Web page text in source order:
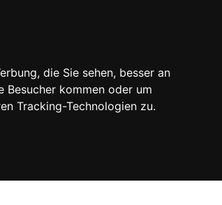
die Sie sehen, besser an
Besucher kommen oder um
Tracking-Technologien zu.